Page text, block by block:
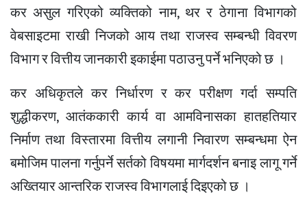
कर असुल गरिएको व्यक्तिको नाम, थर र ठेगाना विभागको
वेबसाइटमा राखी निजको आय तथा राजस्व सम्बन्धी विवरण
विभाग र वित्तीय जानकारी इकाईमा पठाउनु पर्ने भनिएको छ ।
कर अधिकृतले कर निर्धारण र कर परीक्षण गर्दा सम्पति
शुद्धीकरण, आतंककारी कार्य वा आमविनासका हातहतियार
निर्माण तथा विस्तारमा वित्तीय लगानी निवारण सम्बन्धमा ऐन
बमोजिम पालना गर्नुपर्ने सर्तको विषयमा मार्गदर्शन बनाइ लागू गर्ने
अख्तियार आन्तरिक राजस्व विभागलाई दिइएको छ ।